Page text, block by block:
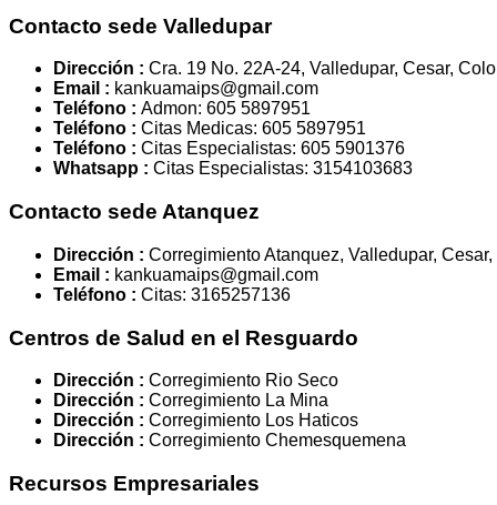
Contacto sede Valledupar
Dirección : Cra. 19 No. 22A-24, Valledupar, Cesar,
Email : kankuamaips@gmail.com
Teléfono : Admon: 605 5897951
Teléfono : Citas Medicas: 605 5897951
Teléfono : Citas Especialistas: 605 5901376
Whatsapp : Citas Especialistas: 3154103683
Contacto sede Atanquez
Dirección : Corregimiento Atanquez, Valledupar,
Email : kankuamaips@gmail.com
Teléfono : Citas: 3165257136
Centros de Salud en el Resguardo
Dirección : Corregimiento Rio Seco
Dirección : Corregimiento La Mina
Dirección : Corregimiento Los Haticos
Dirección : Corregimiento Chemesquemena
Recursos Empresariales